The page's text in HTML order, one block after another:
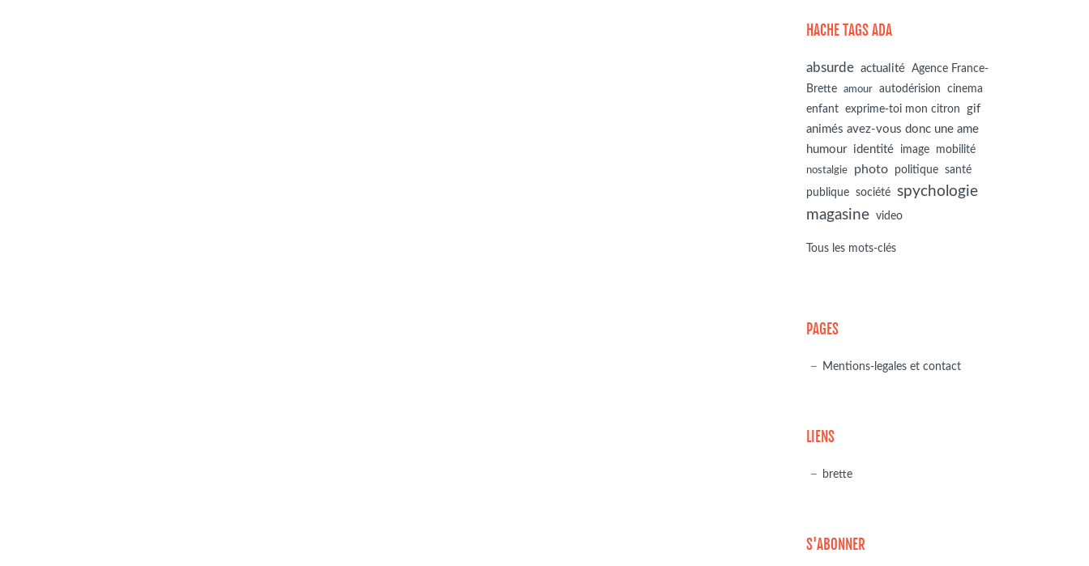
HACHE TAGS ADA
absurde actualité Agence France-
Brette
amour autodérision
cinema
enfant exprime-toi mon citron
gif
animés avez-vous donc une ame
humour identité image mobilité
nostalgie photo politique santé
publique société spychologie
magasine video
Tous les mots-clés
PAGES
Mentions-legales et contact
LIENS
brette
S'ABONNER